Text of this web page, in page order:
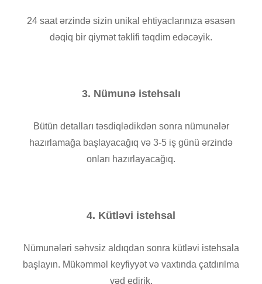
24 saat ərzində sizin unikal ehtiyaclarınıza əsasən
dəqiq bir qiymət təklifi təqdim edəcəyik.
3. Nümunə istehsalı
Bütün detalları təsdiqlədikdən sonra nümunələr
hazırlamağa başlayacağıq və 3-5 iş günü ərzində
onları hazırlayacağıq.
4. Kütləvi istehsal
Nümunələri səhvsiz aldıqdan sonra kütləvi istehsala
başlayın. Mükəmməl keyfiyyət və vaxtında çatdırılma
vəd edirik.